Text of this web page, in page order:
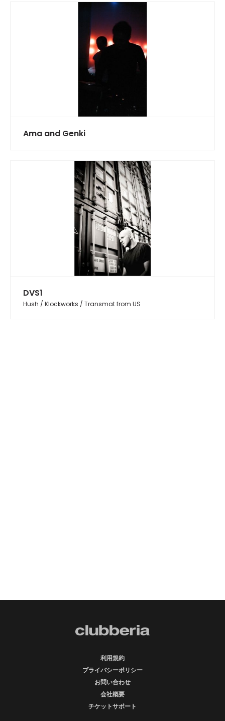
Ama and Genki
DVS1
Hush / Klockworks / Transmat from US
利用規約
プライバシーポリシー
お問い合わせ
会社概要
チケットサポート